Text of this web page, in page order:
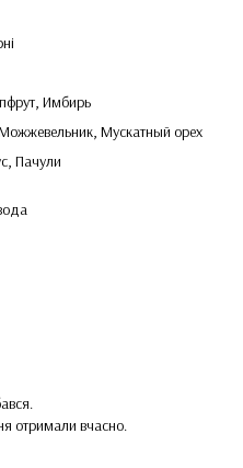
Имбирь
Мускатный орех
Пачули
отримали вчасно.